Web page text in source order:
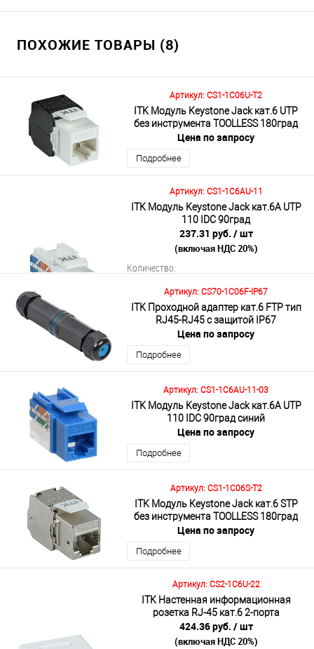
ПОХОЖИЕ ТОВАРЫ (8)
Артикул: CS1-1C06U-T2
ITK Модуль Keystone Jack кат.6 UTP
без инструмента TOOLLESS 180град
Цена по запросу
Подробнее
Артикул: CS1-1C6AU-11
ITK Модуль Keystone Jack кат.6A UTP
110 IDC 90град
237.31 руб. / шт
(включая НДС 20%)
Количество:
В корзину
Подробнее
Артикул: CS70-1C06F-IP67
ITK Проходной адаптер кат.6 FTP тип
RJ45-RJ45 с защитой IP67
Цена по запросу
Подробнее
Артикул: CS1-1C6AU-11-03
ITK Модуль Keystone Jack кат.6A UTP
110 IDC 90град синий
Цена по запросу
Подробнее
Артикул: CS1-1C06S-T2
ITK Модуль Keystone Jack кат.6 STP
без инструмента TOOLLESS 180град
Цена по запросу
Подробнее
Артикул: CS2-1C6U-22
ITK Настенная информационная
розетка RJ-45 кат.6 2-порта
424.36 руб. / шт
(включая НДС 20%)